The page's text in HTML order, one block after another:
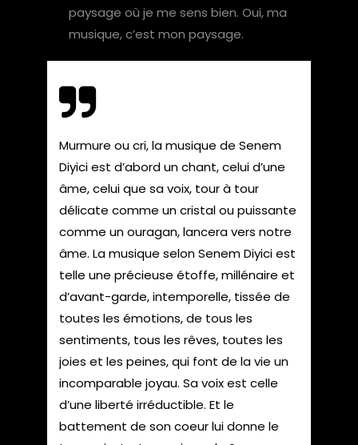
paysage où je me sens bien. Oui, ma
musique, c’est mon paysage.
Murmure ou cri, la musique de Senem
Diyici est d’abord un chant, celui d’une
âme, celui que sa voix, tour à tour
délicate comme un cristal ou puissante
comme un ouragan, lancera vers notre
âme. La musique selon Senem Diyici est
telle une précieuse étoffe, millénaire et
d’avant-garde, intemporelle, tissée de
toutes les émotions, de tous les
sentiments, tous les rêves, toutes les
joies et les peines, qui font de la vie un
incomparable joyau. Sa voix est celle
d’une liberté irréductible. Et le
battement de son coeur lui donne le